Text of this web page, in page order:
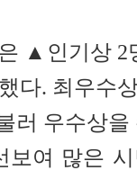
▲인기상
다. 최우수
러 우수상
보여 많은